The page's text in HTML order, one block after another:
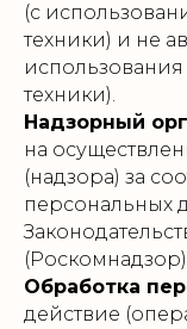
(с
техники) и не
техники).
Надзорный
на
(надзора) за
персональных
Обработка
действие